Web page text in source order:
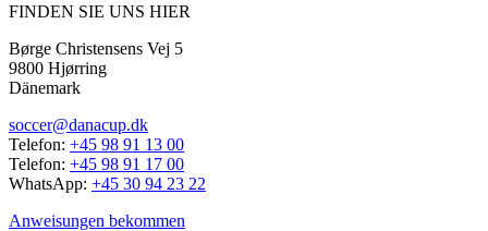
FINDEN SIE UNS HIER
Børge Christensens Vej 5
9800 Hjørring
Dänemark
soccer@danacup.dk
Telefon: +45 98 91 13 00
Telefon: +45 98 91 17 00
WhatsApp: +45 30 94 23 22
Anweisungen bekommen